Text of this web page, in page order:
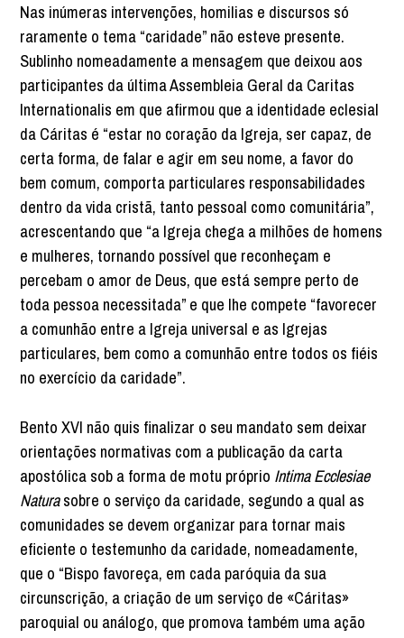
Nas inúmeras intervenções, homilias e discursos só
raramente o tema “caridade” não esteve presente.
Sublinho nomeadamente a mensagem que deixou aos
participantes da última Assembleia Geral da Caritas
Internationalis em que afirmou que a identidade eclesial
da Cáritas é “estar no coração da Igreja, ser capaz, de
certa forma, de falar e agir em seu nome, a favor do
bem comum, comporta particulares responsabilidades
dentro da vida cristã, tanto pessoal como comunitária”,
acrescentando que “a Igreja chega a milhões de homens
e mulheres, tornando possível que reconheçam e
percebam o amor de Deus, que está sempre perto de
toda pessoa necessitada” e que lhe compete “favorecer
a comunhão entre a Igreja universal e as Igrejas
particulares, bem como a comunhão entre todos os fiéis
no exercício da caridade”.
Bento XVI não quis finalizar o seu mandato sem deixar
orientações normativas com a publicação da carta
apostólica sob a forma de motu próprio Intima Ecclesiae
Naturasobre o serviço da caridade, segundo a qual as
comunidades se devem organizar para tornar mais
eficiente o testemunho da caridade, nomeadamente,
que o “Bispo favoreça, em cada paróquia da sua
circunscrição, a criação de um serviço de «Cáritas»
paroquial ou análogo, que promova também uma ação